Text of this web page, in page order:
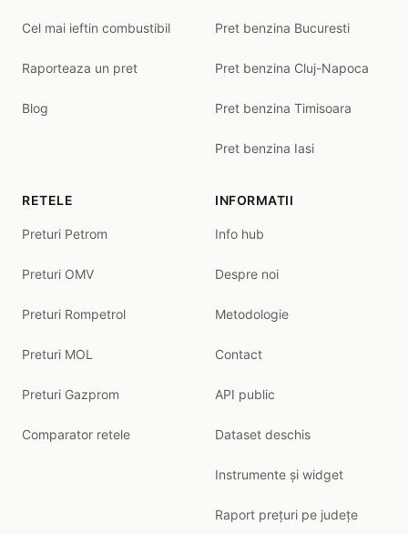
Cel mai ieftin combustibil
Raporteaza un pret
Blog
Pret benzina Bucuresti
Pret benzina Cluj-Napoca
Pret benzina Timisoara
Pret benzina Iasi
RETELE
Preturi Petrom
Preturi OMV
Preturi Rompetrol
Preturi MOL
Preturi Gazprom
Comparator retele
INFORMATII
Info hub
Despre noi
Metodologie
Contact
API public
Dataset deschis
Instrumente și widget
Raport prețuri pe județe